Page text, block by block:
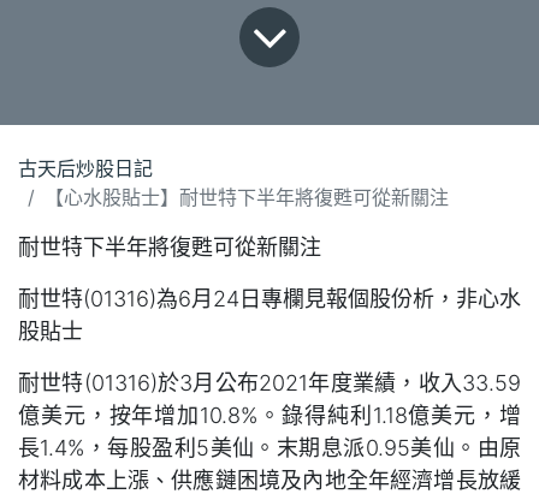
古天后炒股日記
【心水股貼士】耐世特下半年將復甦可從新關注
耐世特下半年將復甦可從新關注
耐世特(01316)為6月24日專欄見報個股份析，非心水
股貼士
耐世特(01316)於3月公布2021年度業績，收入33.59
億美元，按年增加10.8%。錄得純利1.18億美元，增
長1.4%，每股盈利5美仙。末期息派0.95美仙。由原
材料成本上漲、供應鏈困境及內地全年經濟增長放緩